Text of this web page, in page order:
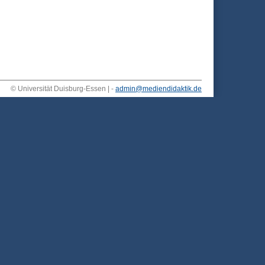
© Universität Duisburg-Essen | - admin@mediendidaktik.de